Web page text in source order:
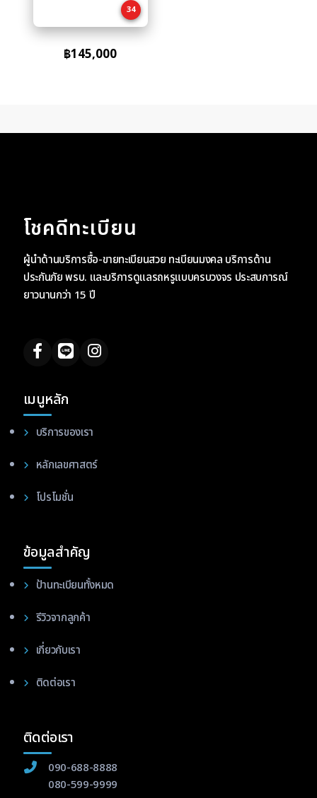
34
฿145,000
โชคดีทะเบียน
ผู้นำด้านบริการซื้อ-ขายทะเบียนสวย ทะเบียนมงคล บริการด้าน
ประกันภัย พรบ. และบริการดูแลรถหรูแบบครบวงจร ประสบการณ์
ยาวนานกว่า 15 ปี
เมนูหลัก
บริการของเรา
หลักเลขศาสตร์
โปรโมชั่น
ข้อมูลสำคัญ
ป้านทะเบียนทั้งหมด
รีวิวจากลูกค้า
เกี่ยวกับเรา
ติดต่อเรา
ติดต่อเรา
090-688-8888
080-599-9999